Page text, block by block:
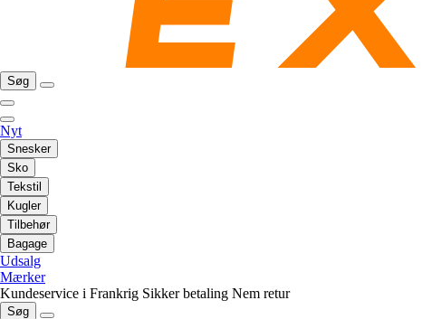
Søg
Nyt
Snesker
Sko
Tekstil
Kugler
Tilbehør
Bagage
Udsalg
Mærker
Kundeservice i Frankrig Sikker betaling Nem retur
Søg